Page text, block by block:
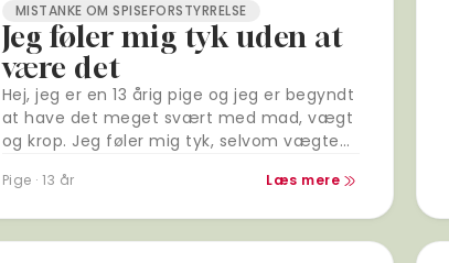
MISTANKE OM SPISEFORSTYRRELSE
Jeg føler mig tyk uden at
være det
Hej, jeg er en 13 årig pige og jeg er begyndt
at have det meget svært med mad, vægt
og krop. Jeg føler mig tyk, selvom vægten
Pige · 13 år Læs mere